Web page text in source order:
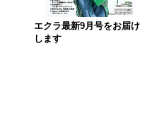
エクラ最新9月号をお届け
します